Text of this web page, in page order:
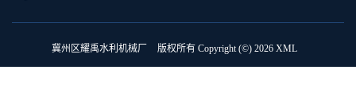
冀州区耀禹水利机械厂 版权所有 Copyright (©) 2026 XML